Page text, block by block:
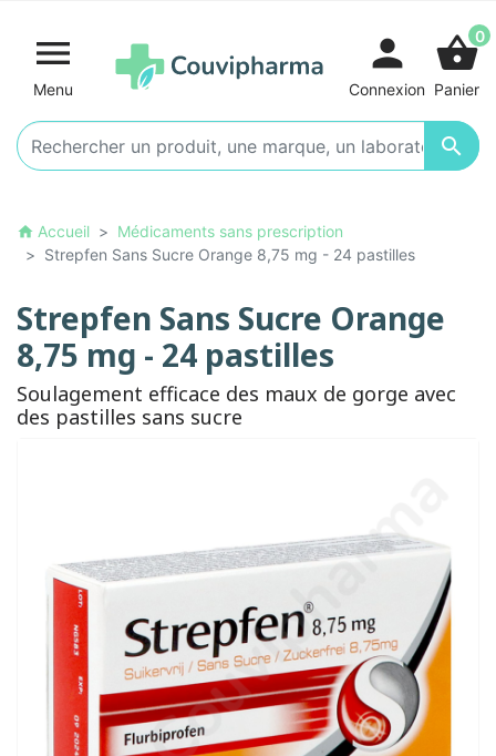

Menu

person
Connexion
shopping_basket0
Panier
home Accueil
Médicaments sans prescription
Strepfen Sans Sucre Orange 8,75 mg - 24 pastilles
Strepfen Sans Sucre Orange
8,75 mg - 24 pastilles
Soulagement efficace des maux de gorge avec
des pastilles sans sucre